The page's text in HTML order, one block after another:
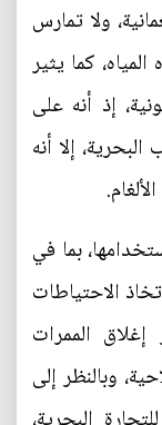
ولا تمارس
كما يثير
إذ أنه على
إلا أنه
بما في
الاحتياطات
إغلاق الممرات
وبالنظر إلى